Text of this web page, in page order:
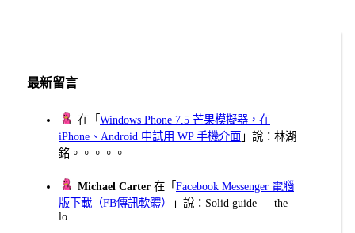
最新留言
在「Windows Phone 7.5 芒果模擬器，在
iPhone、Android 中試用 WP 手機介面 」說：林湖
銘。。。。。
Michael Carter 在「Facebook Messenger 電腦
版下載（FB傳訊軟體）
」說：Solid guide — the
lo...